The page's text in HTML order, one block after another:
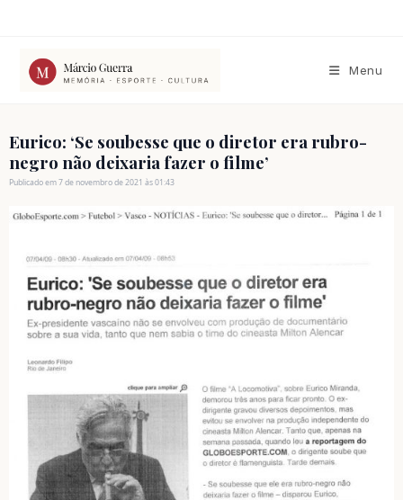
conteúdo
Menu
Eurico: ‘Se soubesse que o diretor era rubro-
negro não deixaria fazer o filme’
Publicado em 7 de novembro de 2021 às 01:43